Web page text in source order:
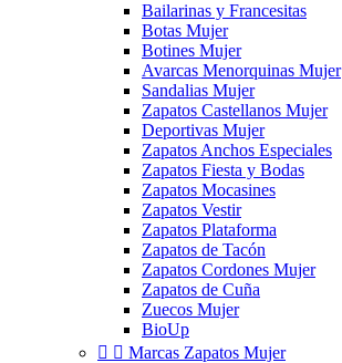
Bailarinas y Francesitas
Botas Mujer
Botines Mujer
Avarcas Menorquinas Mujer
Sandalias Mujer
Zapatos Castellanos Mujer
Deportivas Mujer
Zapatos Anchos Especiales
Zapatos Fiesta y Bodas
Zapatos Mocasines
Zapatos Vestir
Zapatos Plataforma
Zapatos de Tacón
Zapatos Cordones Mujer
Zapatos de Cuña
Zuecos Mujer
BioUp
  Marcas Zapatos Mujer